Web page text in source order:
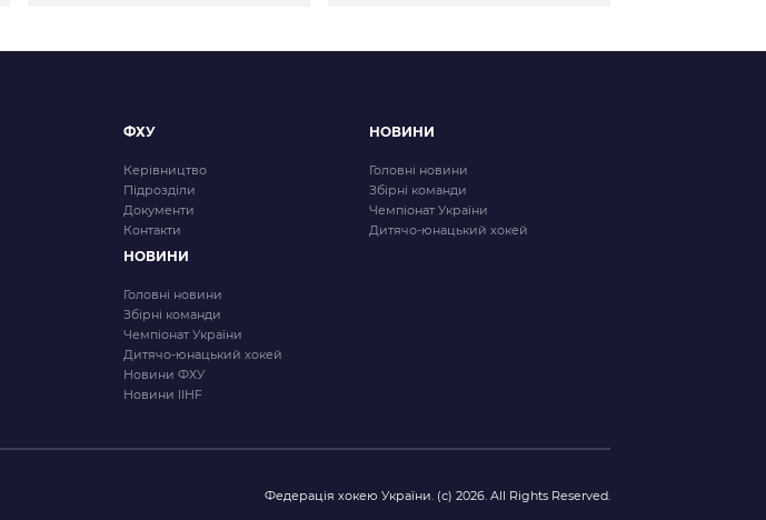
ФХУ
Керівництво
Підрозділи
Документи
Контакти
НОВИНИ
Головні новини
Збірні команди
Чемпіонат України
Дитячо-юнацький хокей
НОВИНИ
Головні новини
Збірні команди
Чемпіонат України
Дитячо-юнацький хокей
Новини ФХУ
Новини IIHF
Федерація хокею України. (с) 2026. All Rights Reserved.